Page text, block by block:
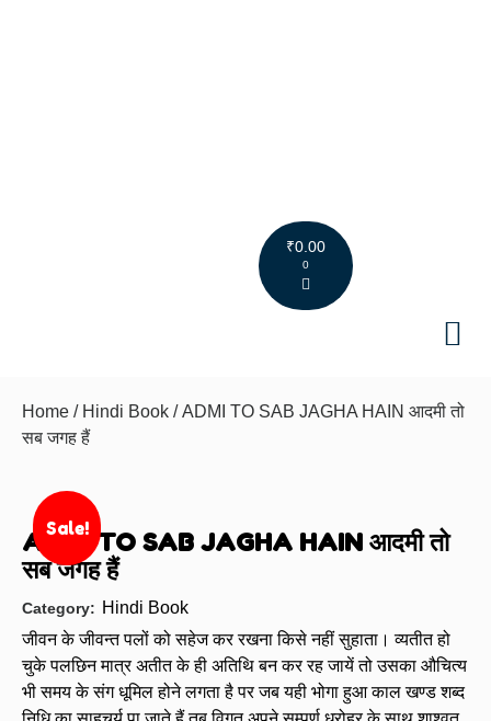
₹0.00
0
Home / Hindi Book / ADMI TO SAB JAGHA HAIN आदमी तो
सब जगह हैं
Sale!
ADMI TO SAB JAGHA HAIN आदमी तो
सब जगह हैं
Category: Hindi Book
जीवन के जीवन्त पलों को सहेज कर रखना किसे नहीं सुहाता। व्यतीत हो
चुके पलछिन मात्र अतीत के ही अतिथि बन कर रह जायें तो उसका औचित्य
भी समय के संग धूमिल होने लगता है पर जब यही भोगा हुआ काल खण्ड शब्द